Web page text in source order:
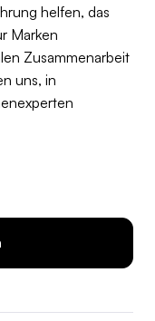
helfen, das
Marken
Zusammenarbeit
uns, in